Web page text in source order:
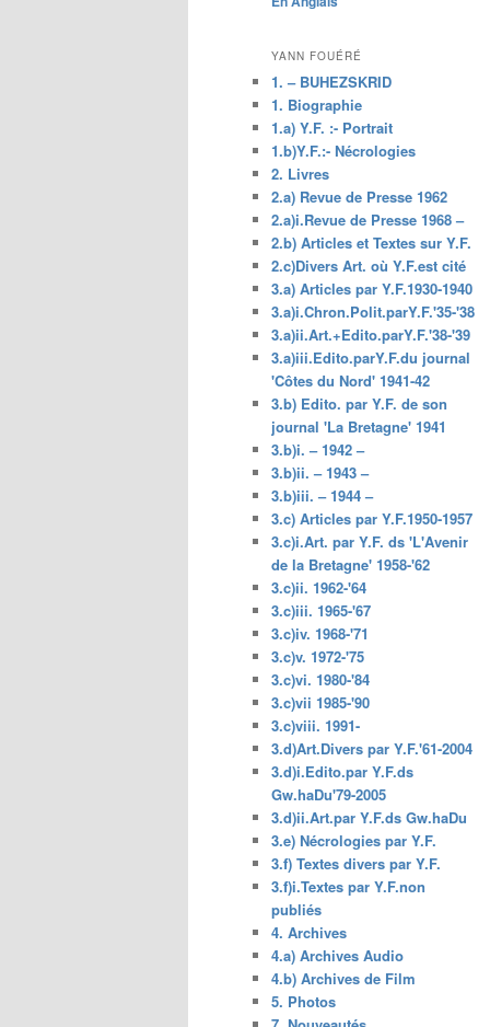
principal
YANN FOUÉRÉ
1. – BUHEZSKRID
1. Biographie
1.a) Y.F. :- Portrait
1.b)Y.F.:- Nécrologies
2. Livres
2.a) Revue de Presse 1962
2.a)i.Revue de Presse 1968 –
2.b) Articles et Textes sur Y.F.
2.c)Divers Art. où Y.F.est cité
3.a) Articles par Y.F.1930-1940
3.a)i.Chron.Polit.parY.F.'35-'38
3.a)ii.Art.+Edito.parY.F.'38-'39
3.a)iii.Edito.parY.F.du journal
'Côtes du Nord' 1941-42
3.b) Edito. par Y.F. de son
journal 'La Bretagne' 1941
3.b)i. – 1942 –
3.b)ii. – 1943 –
3.b)iii. – 1944 –
3.c) Articles par Y.F.1950-1957
3.c)i.Art. par Y.F. ds 'L'Avenir
de la Bretagne' 1958-'62
3.c)ii. 1962-'64
3.c)iii. 1965-'67
3.c)iv. 1968-'71
3.c)v. 1972-'75
3.c)vi. 1980-'84
3.c)vii 1985-'90
3.c)viii. 1991-
3.d)Art.Divers par Y.F.'61-2004
3.d)i.Edito.par Y.F.ds
Gw.haDu'79-2005
3.d)ii.Art.par Y.F.ds Gw.haDu
3.e) Nécrologies par Y.F.
3.f) Textes divers par Y.F.
3.f)i.Textes par Y.F.non
publiés
4. Archives
4.a) Archives Audio
4.b) Archives de Film
5. Photos